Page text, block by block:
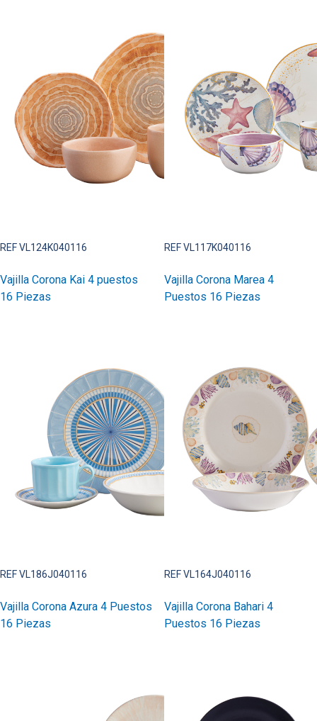
REF VL124K040116
Vajilla Corona Kai 4 puestos
16 Piezas
REF VL117K040116
Vajilla Corona Marea 4
Puestos 16 Piezas
REF VL186J040116
Vajilla Corona Azura 4 Puestos
16 Piezas
REF VL164J040116
Vajilla Corona Bahari 4
Puestos 16 Piezas